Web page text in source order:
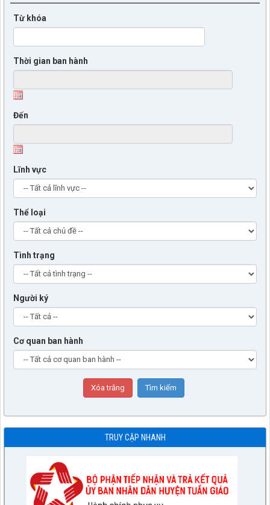
Từ khóa
Thời gian ban hành
Đến
Lĩnh vực
Thể loại
Tình trạng
Người ký
Cơ quan ban hành
TRUY CẬP NHANH